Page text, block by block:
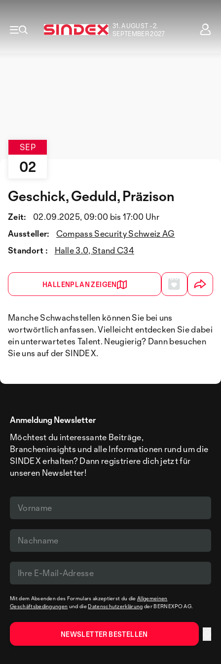
31. AUGUST - 2.
SEPTEMBER 2027
SEP
02
Geschick, Geduld, Präzison
Zeit:
02.09.2025, 09:00 bis 17:00 Uhr
Aussteller:
Compass Security Schweiz AG
Standort :
Halle 3.0, Stand C34
HALLENPLAN ZEIGEN
Manche Schwachstellen können Sie bei uns
wortwörtlich anfassen. Vielleicht entdecken Sie dabei
ein unterwartetes Talent. Neugierig? Dann besuchen
Sie uns auf der SINDEX.
Anmeldung Newsletter
Möchtest du interessante Beiträge,
Brancheninsights und alle Informationen rund um die
SINDEX erhalten? Dann registriere dich jetzt für
unseren Newsletter!
Mit dem Absenden des Formulars akzeptierst du dieAllgemeinen
Geschäftsbedingungen und die Datenschutzerklärung der BERNEXPO AG.